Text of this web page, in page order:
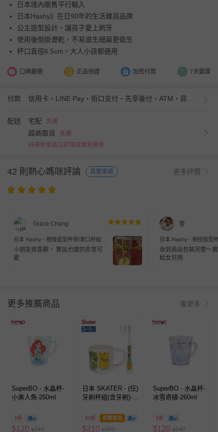
日本境內販售平行輸入
日本Hashy》在日90年的生活雜貨品牌
公主造型設計，讓孩子愛上刷牙
使用後倒掛瀝乾，不易滋生細菌更衛生
杯口直徑6.5cm，大人小孩都適用
口碑嚴選 正品保證 加密付款 7天鑑賞
付款
配送 宅配 免運
超商取貨
免運
註冊新會員立即領首購免運券
42 則熱心媽咪評論 真實承諾 更多評價
Grace Chang
日本 Hashy - 樹枝造型杯架/漱口杯組-
嚕嚕咪-阿金 (杯子Φ6.5x11cm)
小朋友很喜歡， 實品也做的非常可
愛
萱
日本 Hashy - 樹枝造型
兒童用-美樂蒂 (杯子
收到商品包裝完整～
給女兒用
更多推薦商品 看更多
SuperBO - 水晶杯-
小美人魚-260ml
5折
$120 $240
日本 SKATER - (任)
牙刷杯組(含牙刷)-寶
適用
53折 即將售完
$210 $399
SuperBO - 水晶杯-
冰雪奇緣-260ml
5折
$120 $240